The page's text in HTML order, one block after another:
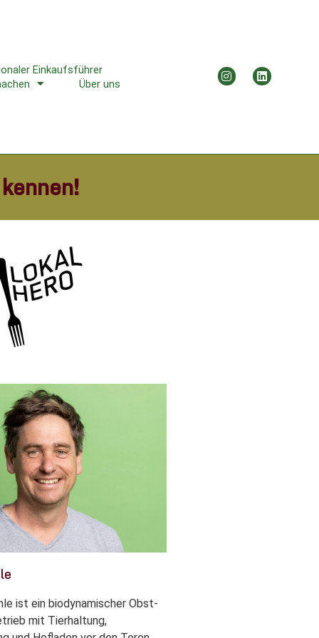
Einkaufsführer
Über uns
ist ein biodynamischer Obst-
mit Tierhaltung,